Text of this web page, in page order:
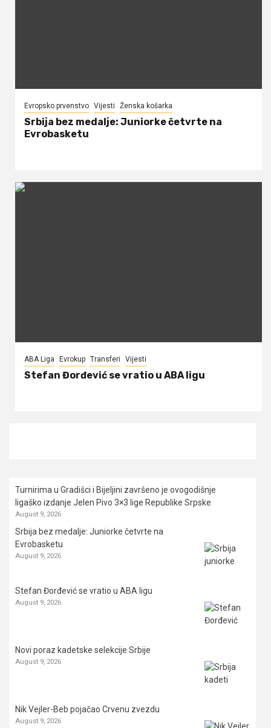
Evropsko prvenstvo Vijesti Ženska košarka
Srbija bez medalje: Juniorke četvrte na
Evrobasketu
ABA Liga Evrokup Transferi Vijesti
Stefan Đorđević se vratio u ABA ligu
Turnirima u Gradišci i Bijeljini završeno je ovogodišnje
ligaško izdanje Jelen Pivo 3×3 lige Republike Srpske
August 9, 2026
Srbija bez medalje: Juniorke četvrte na
Evrobasketu
August 9, 2026
Stefan Đorđević se vratio u ABA ligu
August 9, 2026
Novi poraz kadetske selekcije Srbije
August 9, 2026
Nik Vejler-Beb pojačao Crvenu zvezdu
August 9, 2026